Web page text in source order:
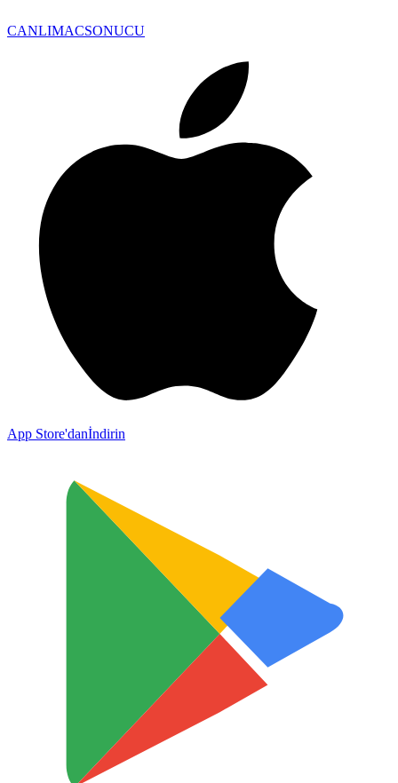
CANLIMACSONUCU
App Store'danİndirin